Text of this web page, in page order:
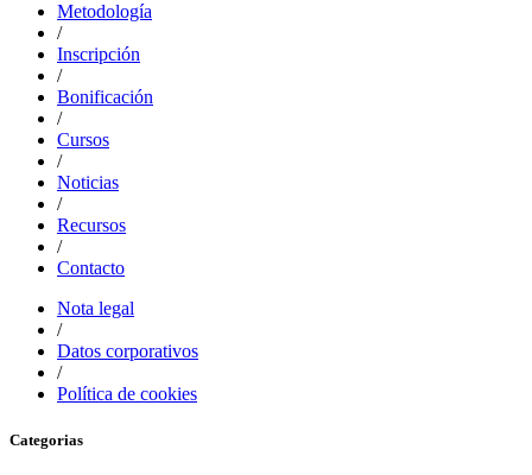
Metodología
/
Inscripción
/
Bonificación
/
Cursos
/
Noticias
/
Recursos
/
Contacto
Nota legal
/
Datos corporativos
/
Política de cookies
Categorias